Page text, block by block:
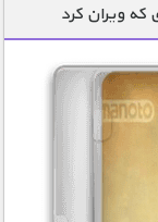
که ویران کرد